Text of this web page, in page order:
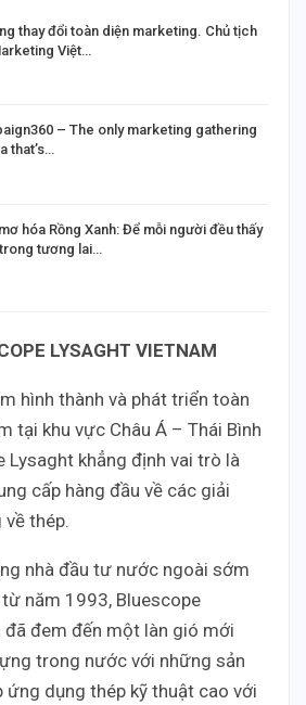
thay đổi toàn diện marketing. Chủ tịch
Việt…
– The only marketing gathering
that’s…
hóa Rồng Xanh: Để mỗi người đều thấy
tương lai…
LYSAGHT VIETNAM
hình thành và phát triển toàn
tại khu vực Châu Á – Thái Bình
Lysaght khẳng định vai trò là
cấp hàng đầu về các giải
thép.
nhà đầu tư nước ngoài sớm
năm 1993, Bluescope
đã đem đến một làn gió mới
trong nước với những sản
ứng dụng thép kỹ thuật cao với